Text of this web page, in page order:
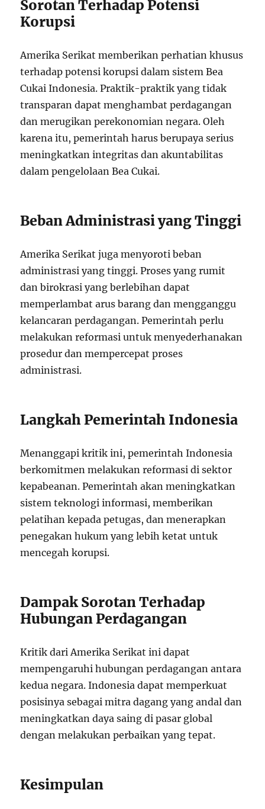
Sorotan Terhadap Potensi
Korupsi
Amerika Serikat memberikan perhatian khusus
terhadap potensi korupsi dalam sistem Bea
Cukai Indonesia. Praktik-praktik yang tidak
transparan dapat menghambat perdagangan
dan merugikan perekonomian negara. Oleh
karena itu, pemerintah harus berupaya serius
meningkatkan integritas dan akuntabilitas
dalam pengelolaan Bea Cukai.
Beban Administrasi yang Tinggi
Amerika Serikat juga menyoroti beban
administrasi yang tinggi. Proses yang rumit
dan birokrasi yang berlebihan dapat
memperlambat arus barang dan mengganggu
kelancaran perdagangan. Pemerintah perlu
melakukan reformasi untuk menyederhanakan
prosedur dan mempercepat proses
administrasi.
Langkah Pemerintah Indonesia
Menanggapi kritik ini, pemerintah Indonesia
berkomitmen melakukan reformasi di sektor
kepabeanan. Pemerintah akan meningkatkan
sistem teknologi informasi, memberikan
pelatihan kepada petugas, dan menerapkan
penegakan hukum yang lebih ketat untuk
mencegah korupsi.
Dampak Sorotan Terhadap
Hubungan Perdagangan
Kritik dari Amerika Serikat ini dapat
mempengaruhi hubungan perdagangan antara
kedua negara. Indonesia dapat memperkuat
posisinya sebagai mitra dagang yang andal dan
meningkatkan daya saing di pasar global
dengan melakukan perbaikan yang tepat.
Kesimpulan